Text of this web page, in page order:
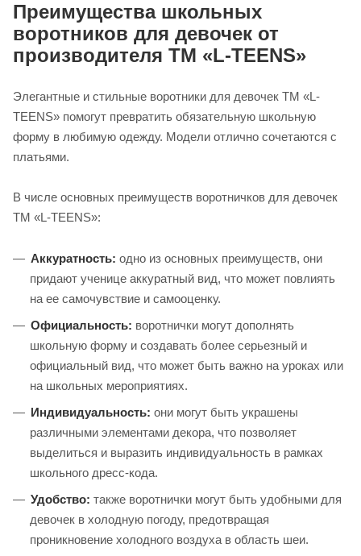
Преимущества школьных
воротников для девочек от
производителя ТМ «L-TEENS»
Элегантные и стильные воротники для девочек ТМ «L-
TEENS» помогут превратить обязательную школьную
форму в любимую одежду. Модели отлично сочетаются с
платьями.
В числе основных преимуществ воротничков для девочек
ТМ «L-TEENS»:
Аккуратность: одно из основных преимуществ, они
придают ученице аккуратный вид, что может повлиять
на ее самочувствие и самооценку.
Официальность: воротнички могут дополнять
школьную форму и создавать более серьезный и
официальный вид, что может быть важно на уроках или
на школьных мероприятиях.
Индивидуальность: они могут быть украшены
различными элементами декора, что позволяет
выделиться и выразить индивидуальность в рамках
школьного дресс-кода.
Удобство: также воротнички могут быть удобными для
девочек в холодную погоду, предотвращая
проникновение холодного воздуха в область шеи.